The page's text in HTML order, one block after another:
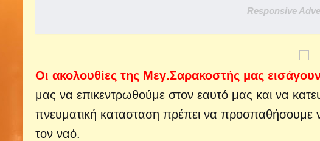
Responsive
Οι ακολουθίες της Μεγ.Σαρακοστής μας
μας να επικεντρωθούμε στον εαυτό μας και να
πνευματική κατασταση πρέπει να προσπαθήσουμε
τον ναό.